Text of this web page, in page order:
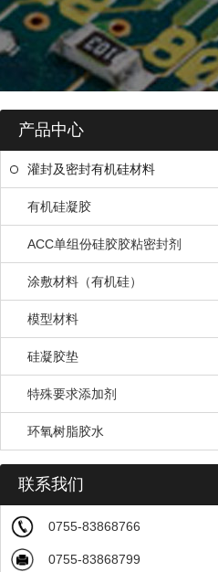
产品中心
灌封及密封有机硅材料
有机硅凝胶
ACC单组份硅胶胶粘密封剂
涂敷材料（有机硅）
模型材料
硅凝胶垫
特殊要求添加剂
环氧树脂胶水
联系我们
0755-83868766
0755-83868799